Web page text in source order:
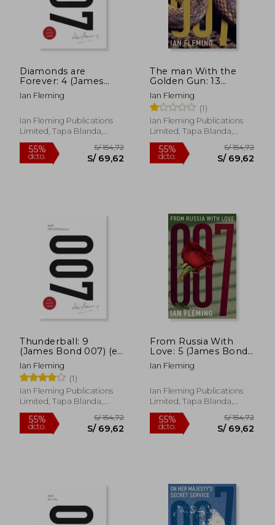
55%
dcto.
55%
dcto.
Diamonds are
Forever: 4 (James
Bond 007) (en Inglés)
Ian Fleming
Ian Fleming Publications
Limited, Tapa Blanda,
Nuevo
The man With the
Golden Gun: 13
(James Bond 007) (en
Inglés)
Ian Fleming
(1)
Ian Fleming Publications
Limited, Tapa Blanda,
Nuevo
Thunderball: 9
(James Bond 007) (en
Inglés)
Ian Fleming
(1)
Ian Fleming Publications
Limited, Tapa Blanda,
Nuevo
From Russia With
Love: 5 (James Bond
007) (en Inglés)
Ian Fleming
Ian Fleming Publications
Limited, Tapa Blanda,
Nuevo